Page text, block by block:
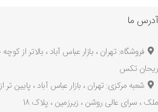
قیمت: هماهنگی با مدیریت
درجه بندی کیفیت: A
کاربرد: مناسب کارهای نیمه مجلسی،
ماکسی، دامن، مانتو، پیراهن، شومیز،
سارافون، بلوز، تونیک، تاپ، تیشرت و
آدرس ما
فروشگاه: تهران ، بازار عباس آباد ، بالاتر از
ریحان تکس
شعبه مرکزی: تهران ، بازار عباس آباد ، پایین
ملک ، سرای عالی روشن ، زیرزمین ، پلاک 18